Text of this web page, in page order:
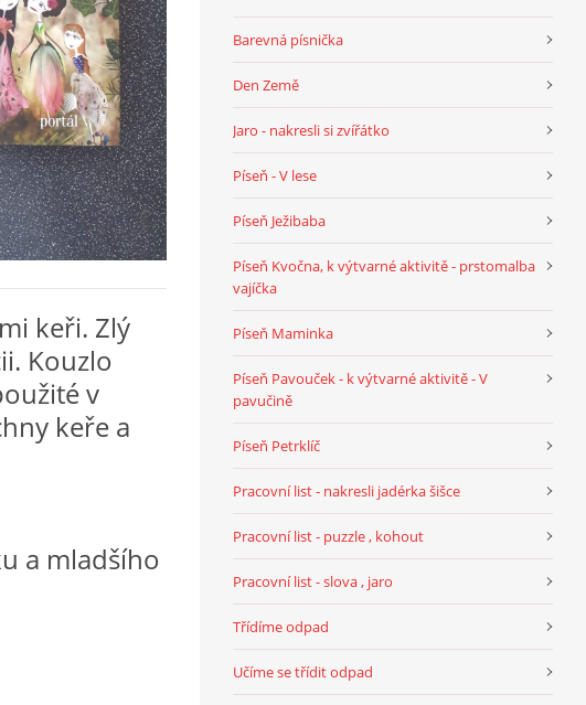
keři. Zlý
Kouzlo
v
keře a
a mladšího
Barevná písnička
Den Země
Jaro - nakresli si zvířátko
Píseň - V lese
Píseň Ježibaba
Píseň Kvočna, k výtvarné aktivitě - prstomalba
vajíčka
Píseň Maminka
Píseň Pavouček - k výtvarné aktivitě - V
pavučině
Píseň Petrklíč
Pracovní list - nakresli jadérka šišce
Pracovní list - puzzle , kohout
Pracovní list - slova , jaro
Třídíme odpad
Učíme se třídit odpad